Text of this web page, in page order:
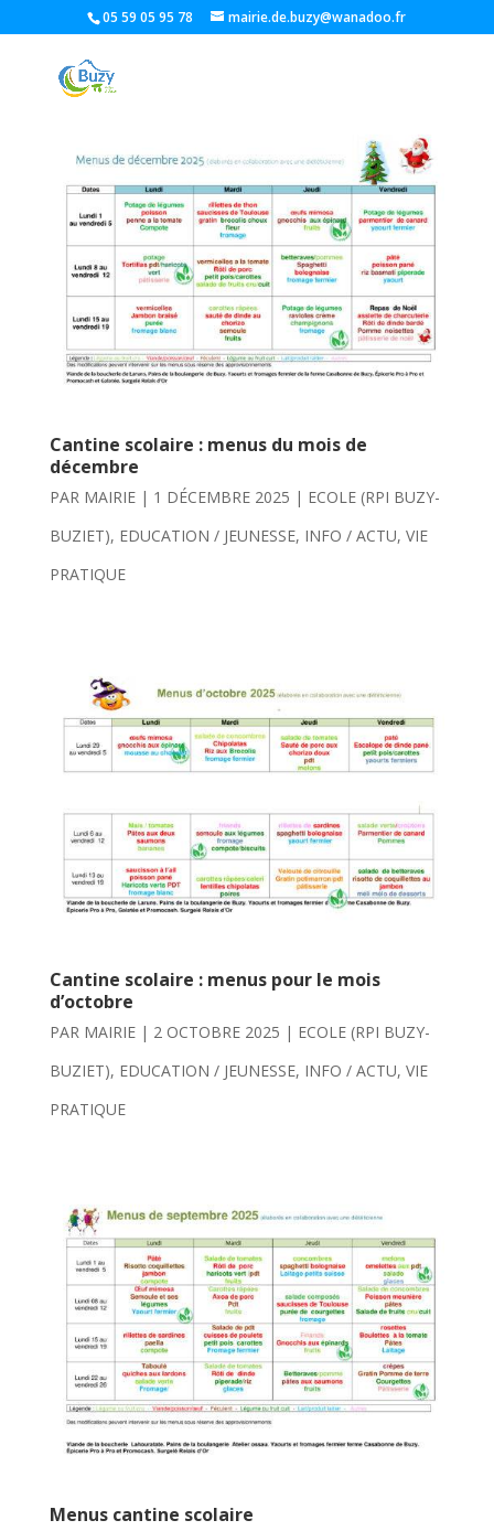
05 59 05 95 78 mairie.de.buzy@wanadoo.fr
Cantine scolaire : menus du mois de
décembre
PAR MAIRIE| 1 DÉCEMBRE 2025 | ECOLE (RPI BUZY-
BUZIET), EDUCATION / JEUNESSE, INFO / ACTU, VIE
PRATIQUE
Cantine scolaire : menus pour le mois
d’octobre
PAR MAIRIE| 2 OCTOBRE 2025 | ECOLE (RPI BUZY-
BUZIET), EDUCATION / JEUNESSE, INFO / ACTU, VIE
PRATIQUE
Menus cantine scolaire